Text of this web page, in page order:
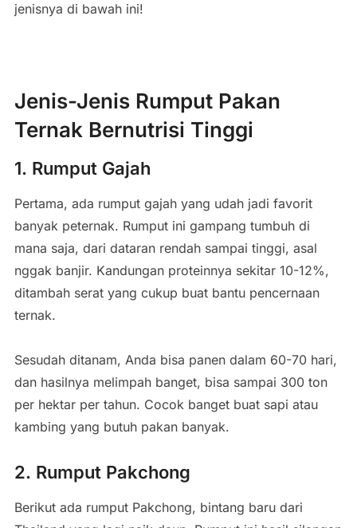
jenisnya di bawah ini!
Jenis-Jenis Rumput Pakan
Ternak Bernutrisi Tinggi
1. Rumput Gajah
Pertama, ada rumput gajah yang udah jadi favorit
banyak peternak. Rumput ini gampang tumbuh di
mana saja, dari dataran rendah sampai tinggi, asal
nggak banjir. Kandungan proteinnya sekitar 10-12%,
ditambah serat yang cukup buat bantu pencernaan
ternak.
Sesudah ditanam, Anda bisa panen dalam 60-70 hari,
dan hasilnya melimpah banget, bisa sampai 300 ton
per hektar per tahun. Cocok banget buat sapi atau
kambing yang butuh pakan banyak.
2. Rumput Pakchong
Berikut ada rumput Pakchong, bintang baru dari